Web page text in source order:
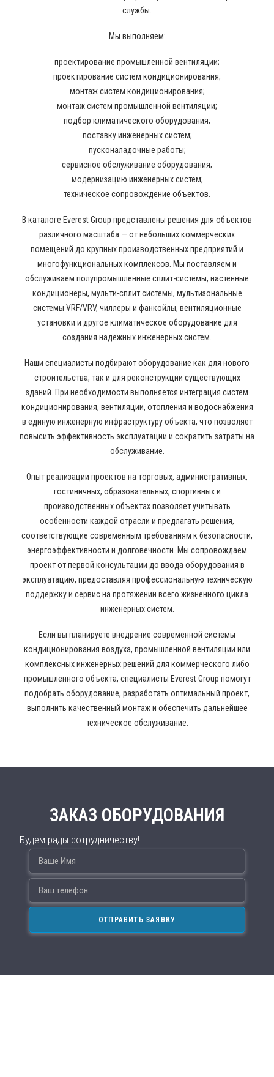
службы.
Мы выполняем:
проектирование промышленной вентиляции;
проектирование систем кондиционирования;
монтаж систем кондиционирования;
монтаж систем промышленной вентиляции;
подбор климатического оборудования;
поставку инженерных систем;
пусконаладочные работы;
сервисное обслуживание оборудования;
модернизацию инженерных систем;
техническое сопровождение объектов.
В каталоге Everest Group представлены решения для объектов
различного масштаба — от небольших коммерческих
помещений до крупных производственных предприятий и
многофункциональных комплексов. Мы поставляем и
обслуживаем полупромышленные сплит-системы, настенные
кондиционеры, мульти-сплит системы, мультизональные
системы VRF/VRV, чиллеры и фанкойлы, вентиляционные
установки и другое климатическое оборудование для
создания надежных инженерных систем.
Наши специалисты подбирают оборудование как для нового
строительства, так и для реконструкции существующих
зданий. При необходимости выполняется интеграция систем
кондиционирования, вентиляции, отопления и водоснабжения
в единую инженерную инфраструктуру объекта, что позволяет
повысить эффективность эксплуатации и сократить затраты на
обслуживание.
Опыт реализации проектов на торговых, административных,
гостиничных, образовательных, спортивных и
производственных объектах позволяет учитывать
особенности каждой отрасли и предлагать решения,
соответствующие современным требованиям к безопасности,
энергоэффективности и долговечности. Мы сопровождаем
проект от первой консультации до ввода оборудования в
эксплуатацию, предоставляя профессиональную техническую
поддержку и сервис на протяжении всего жизненного цикла
инженерных систем.
Если вы планируете внедрение современной системы
кондиционирования воздуха, промышленной вентиляции или
комплексных инженерных решений для коммерческого либо
промышленного объекта, специалисты Everest Group помогут
подобрать оборудование, разработать оптимальный проект,
выполнить качественный монтаж и обеспечить дальнейшее
техническое обслуживание.
ЗАКАЗ ОБОРУДОВАНИЯ
Будем рады сотрудничеству!